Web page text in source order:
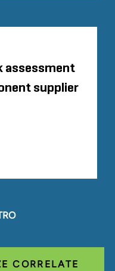
assessment
supplier
CORRELATE